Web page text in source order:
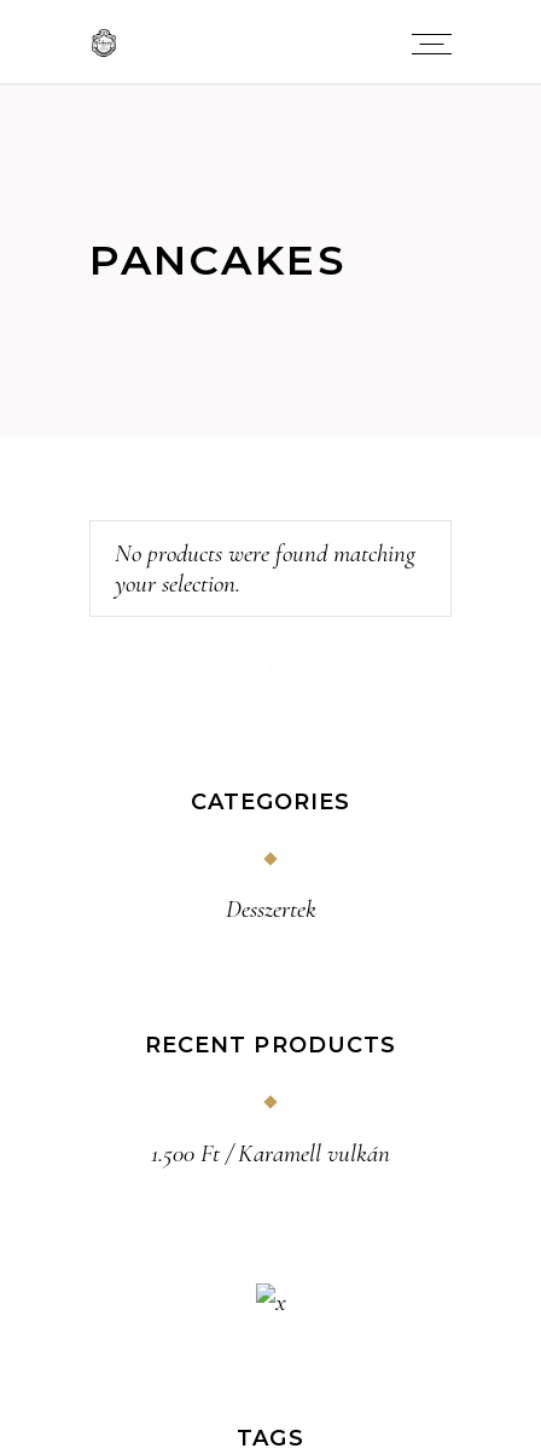
PANCAKES
No products were found matching
your selection.
CATEGORIES
Desszertek
RECENT PRODUCTS
Karamell vulkán
1.500 Ft
TAGS